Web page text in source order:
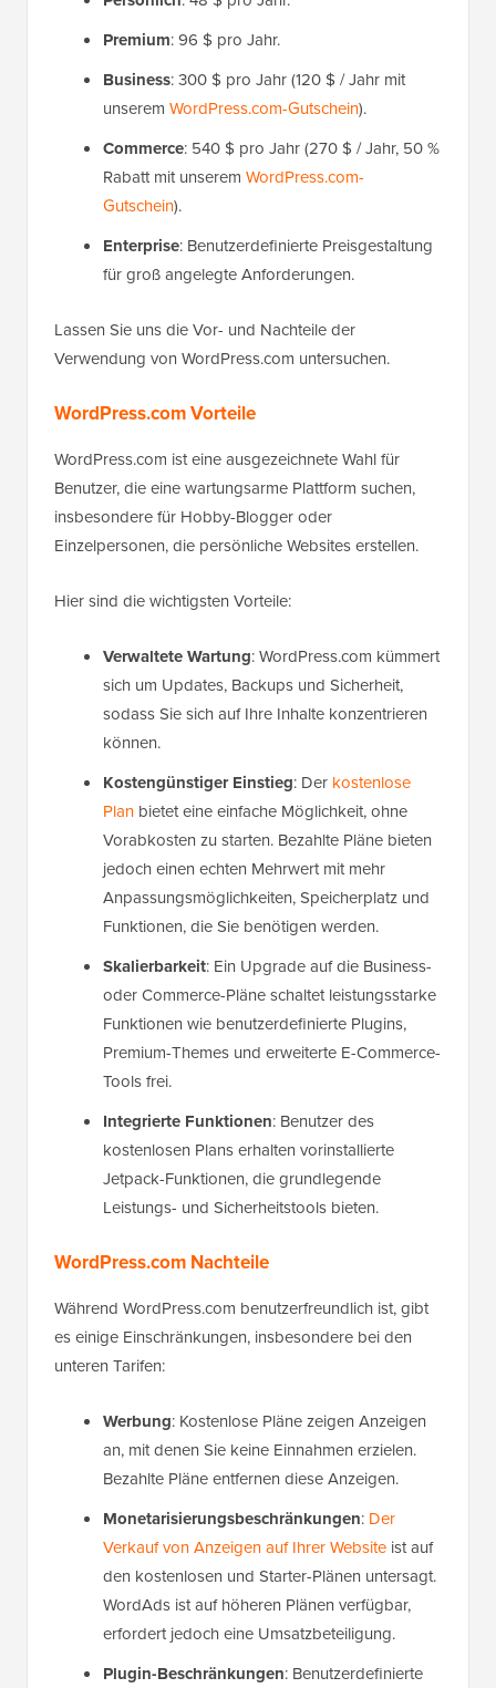
Premium: 96 $ pro Jahr.
Business: 300 $ pro Jahr (120 $ / Jahr mit
unserem WordPress.com-Gutschein).
Commerce: 540 $ pro Jahr (270 $ / Jahr, 50 %
Rabatt mit unserem WordPress.com-
Gutschein).
Enterprise: Benutzerdefinierte Preisgestaltung
für groß angelegte Anforderungen.
Lassen Sie uns die Vor- und Nachteile der
Verwendung von WordPress.com untersuchen.
WordPress.com Vorteile
WordPress.com ist eine ausgezeichnete Wahl für
Benutzer, die eine wartungsarme Plattform suchen,
insbesondere für Hobby-Blogger oder
Einzelpersonen, die persönliche Websites erstellen.
Hier sind die wichtigsten Vorteile:
Verwaltete Wartung: WordPress.com kümmert
sich um Updates, Backups und Sicherheit,
sodass Sie sich auf Ihre Inhalte konzentrieren
können.
Kostengünstiger Einstieg: Der kostenlose
Plan bietet eine einfache Möglichkeit, ohne
Vorabkosten zu starten. Bezahlte Pläne bieten
jedoch einen echten Mehrwert mit mehr
Anpassungsmöglichkeiten, Speicherplatz und
Funktionen, die Sie benötigen werden.
Skalierbarkeit: Ein Upgrade auf die Business-
oder Commerce-Pläne schaltet leistungsstarke
Funktionen wie benutzerdefinierte Plugins,
Premium-Themes und erweiterte E-Commerce-
Tools frei.
Integrierte Funktionen: Benutzer des
kostenlosen Plans erhalten vorinstallierte
Jetpack-Funktionen, die grundlegende
Leistungs- und Sicherheitstools bieten.
WordPress.com Nachteile
Während WordPress.com benutzerfreundlich ist, gibt
es einige Einschränkungen, insbesondere bei den
unteren Tarifen:
Werbung: Kostenlose Pläne zeigen Anzeigen
an, mit denen Sie keine Einnahmen erzielen.
Bezahlte Pläne entfernen diese Anzeigen.
Monetarisierungsbeschränkungen: Der
Verkauf von Anzeigen auf Ihrer Website ist auf
den kostenlosen und Starter-Plänen untersagt.
WordAds ist auf höheren Plänen verfügbar,
erfordert jedoch eine Umsatzbeteiligung.
Plugin-Beschränkungen: Benutzerdefinierte